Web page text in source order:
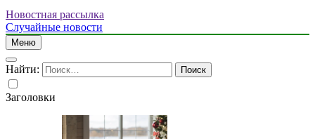
Новостная рассылка
Случайные новости
Меню
Найти:
Заголовки